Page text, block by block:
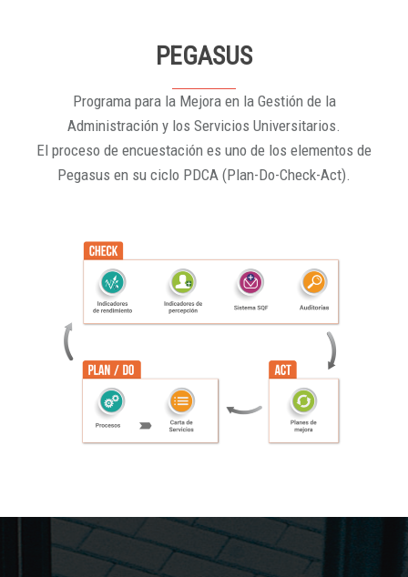
PEGASUS
Programa para la Mejora en la Gestión de la
Administración y los Servicios Universitarios.
El proceso de encuestación es uno de los elementos de
Pegasus en su ciclo PDCA (Plan-Do-Check-Act).